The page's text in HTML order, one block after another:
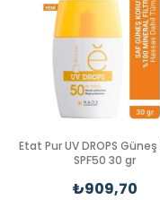
Etat Pur UV DROPS
SPF50 30 gr
₺909,70